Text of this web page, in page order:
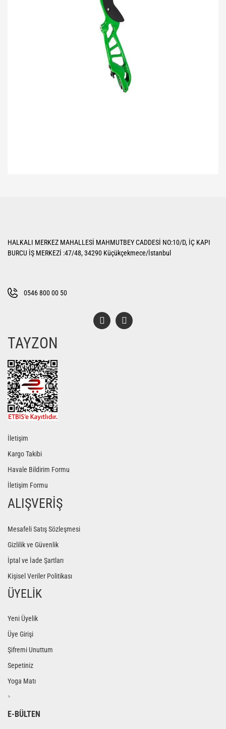
Ürün açıklamasında eksik bilgiler bulunuyor.
Bu ürüne benzer farklı alternatifler olmalı.
HALKALI MERKEZ MAHALLESİ MAHMUTBEY CADDESİ NO:10/D, İÇ KAPI
BURCU İŞ MERKEZİ :47/48, 34290 Küçükçekmece/İstanbul
0546 800 00 50
TAYZON
İletişim
Kargo Takibi
Havale Bildirim Formu
İletişim Formu
ALIŞVERİŞ
Mesafeli Satış Sözleşmesi
Gizlilik ve Güvenlik
İptal ve İade Şartları
Kişisel Veriler Politikası
ÜYELİK
Yeni Üyelik
Üye Girişi
Şifremi Unuttum
Sepetiniz
Yoga Matı
>
E-BÜLTEN